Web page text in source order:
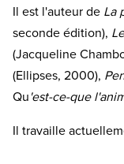
Il est l'auteur de La
seconde édition),
(Jacqueline
(Ellipses, 2000),
Qu 'est-ce-que
Il travaille